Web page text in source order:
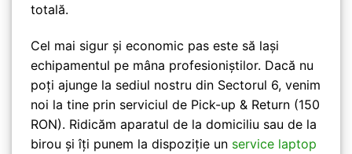
totală.
Cel mai sigur și economic pas este să lași
echipamentul pe mâna profesioniștilor. Dacă nu
poți ajunge la sediul nostru din Sectorul 6, venim
noi la tine prin serviciul de Pick-up & Return (150
RON). Ridicăm aparatul de la domiciliu sau de la
birou și îți punem la dispoziție un service laptop